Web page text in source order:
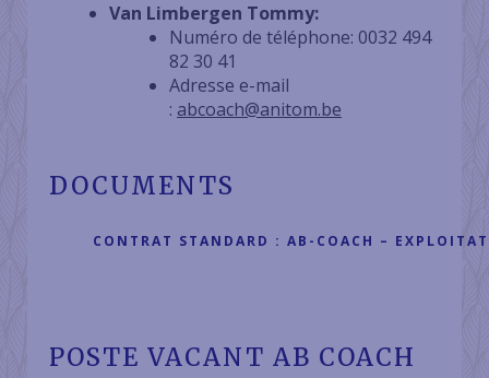
Van Limbergen Tommy:
Numéro de téléphone: 0032 494
82 30 41
Adresse e-mail
: abcoach@anitom.be
DOCUMENTS
CONTRAT STANDARD : AB-COACH –
POSTE VACANT AB COACH